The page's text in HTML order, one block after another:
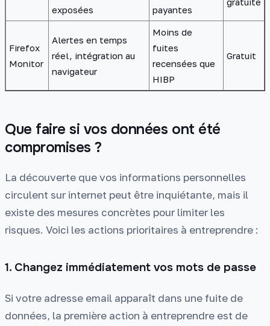
exposées payantes
Firefox
Monitor
Alertes en temps
réel, intégration au
navigateur
Moins de
fuites
recensées que
HIBP
Gratuit
Que faire si vos données ont été
compromises ?
La découverte que vos informations personnelles
circulent sur internet peut être inquiétante, mais il
existe des mesures concrètes pour limiter les
risques. Voici les actions prioritaires à entreprendre :
1. Changez immédiatement vos mots de passe
Si votre adresse email apparaît dans une fuite de
données, la première action à entreprendre est de